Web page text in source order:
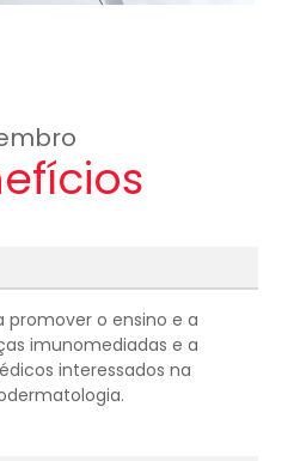
promover o ensino e a
imunomediadas e a
interessados na